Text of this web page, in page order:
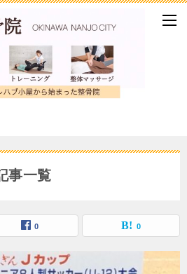
事一覧
0 0